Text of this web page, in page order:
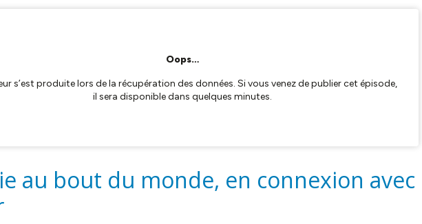
au bout du monde, en connexion avec